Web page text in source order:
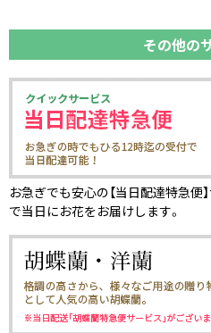
その他の
お急ぎでも安心の【当日配達特急便
で当日にお花をお届けします。